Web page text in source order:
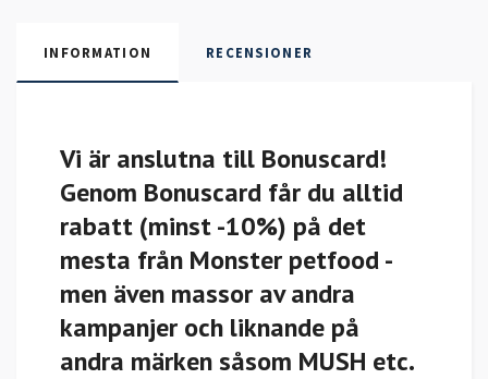
INFORMATION RECENSIONER
Vi är anslutna till Bonuscard!
Genom Bonuscard får du alltid
rabatt (minst -10%) på det
mesta från Monster petfood -
men även massor av andra
kampanjer och liknande på
andra märken såsom MUSH etc.